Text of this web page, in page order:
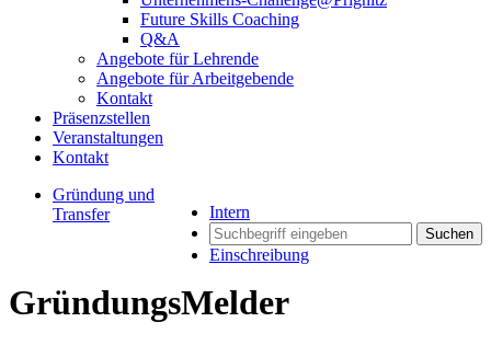
Future Skills Coaching
Q&A
Angebote für Lehrende
Angebote für Arbeitgebende
Kontakt
Präsenzstellen
Veranstaltungen
Kontakt
Intern
Suchen
Einschreibung
Gründung und
Transfer
GründungsMelder